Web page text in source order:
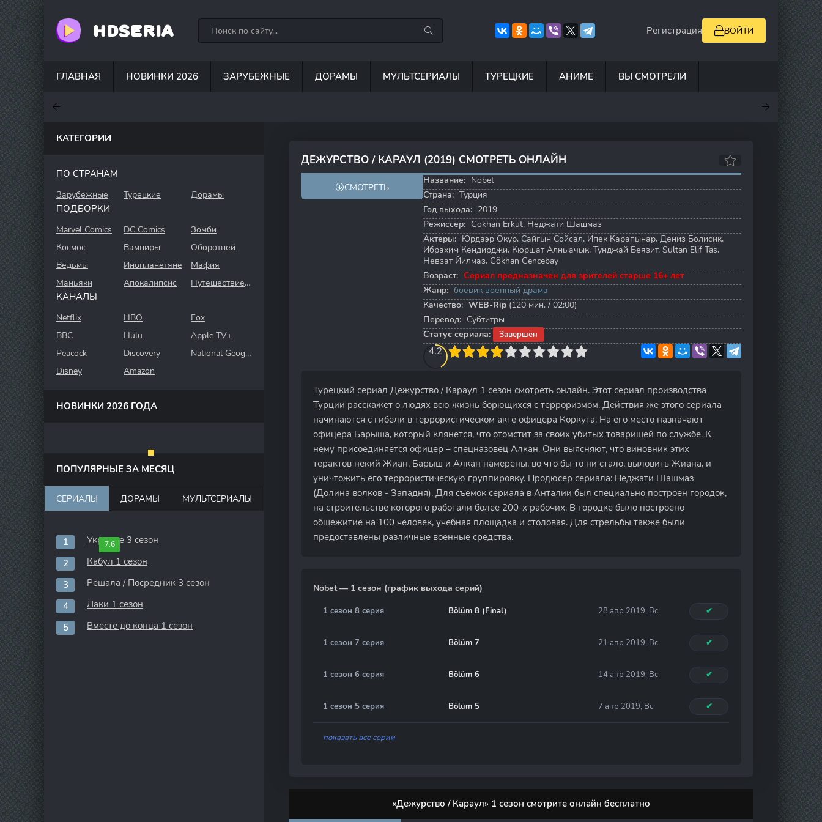
HDSERIA Регистрация ВОЙТИ
ГЛАВНАЯ НОВИНКИ 2026 ЗАРУБЕЖНЫЕ ДОРАМЫ МУЛЬТСЕРИАЛЫ ТУРЕЦКИЕ АНИМЕ ВЫ СМОТРЕЛИ
7.8
ДЕЖУРСТВО / КАРАУЛ (2019) СМОТРЕТЬ ОНЛАЙН
6.0
СМОТРЕТЬ
Название: Nobet
Страна: Турция
Год выхода: 2019
Режиссер: Gökhan Erkut, Неджати Шашмаз
Актеры: Юрдаэр Окур, Сайгын Сойсал, Ипек Карапынар, Дениз Болисик,
Ибрахим Кендирджи, Кюршат Алныачык, Тунджай Беязит, Sultan Elif Tas,
Невзат Йилмаз, Gökhan Gencebay
Возраст: Сериал предназначен для зрителей старше 16+ лет
Жанр: боевик военный драма
Качество: WEB-Rip (120 мин. / 02:00)
Перевод: Субтитры
Статус сериала:
Завершён
4.2
4 5 6 7 8 9 10
Турецкий сериал Дежурство / Караул 1 сезон смотреть онлайн. Этот сериал производства
Турции расскажет о людях всю жизнь борющихся с терроризмом. Действия же этого сериала
начинаются с гибели в террористическом акте офицера Коркута. На его место назначают
офицера Барыша, который клянётся, что отомстит за своих убитых товарищей по службе. К
нему присоединяется офицер – спецназовец Алкан. Они выясняют, что виновник этих
терактов некий Жиан. Барыш и Алкан намерены, во что бы то ни стало, выловить Жиана, и
уничтожить его террористическую группировку. Продюсер сериала: Неджати Шашмаз
(Долина волков - Западня). Для съемок сериала в Анталии был специально построен городок,
на строительстве которого работали более 200-х рабочих. В городке было построено
общежитие на 100 человек, учебная площадка и столовая. Для стрельбы также были
предоставлены различные военные средства.
Nöbet — 1 сезон (график выхода серий)
1 сезон 8 серия Bölüm 8 (Final) 28 апр 2019, Вс ✔
1 сезон 7 серия Bölüm 7 21 апр 2019, Вс ✔
1 сезон 6 серия Bölüm 6 14 апр 2019, Вс ✔
1 сезон 5 серия Bölüm 5 7 апр 2019, Вс ✔
показать все серии
«Дежурство / Караул» 1 сезон смотрите онлайн бесплатно
КАТЕГОРИИ
ПО СТРАНАМ
Зарубежные Турецкие Дорамы
ПОДБОРКИ
Marvel Comics DC Comics
Зомби
Космос
Вампиры
Оборотней
Ведьмы
Инопланетяне
Мафия
Маньяки
Апокалипсис Путешествие во времени
КАНАЛЫ
Netflix HBO
Fox
BBC
Hulu
Apple TV+
Peacock
Discovery
National Geographic
Disney
Amazon
НОВИНКИ 2026 ГОДА
ПОПУЛЯРНЫЕ ЗА МЕСЯЦ
СЕРИАЛЫ ДОРАМЫ МУЛЬТСЕРИАЛЫ
7.6
Укрытие 3 сезон
Кабул 1 сезон
Решала / Посредник 3 сезон
Лаки 1 сезон
Вместе до конца 1 сезон